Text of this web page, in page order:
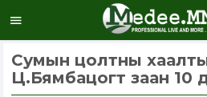
Сумын цолтны
Ц.Бямбацогт заан 10